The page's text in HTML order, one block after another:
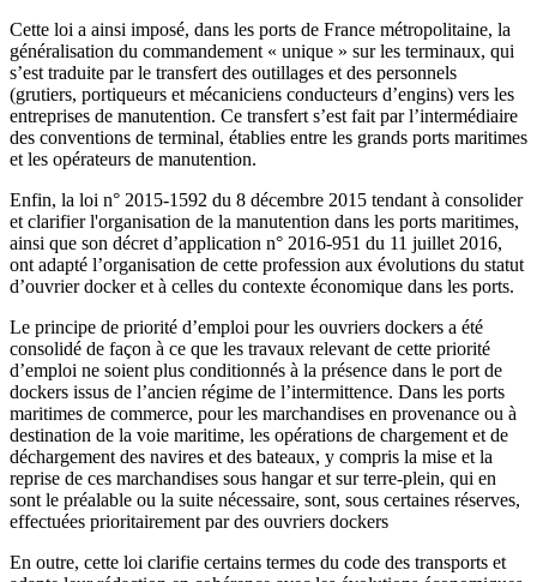
Cette loi a ainsi imposé, dans les ports de France métropolitaine, la
généralisation du commandement « unique » sur les terminaux, qui
s’est traduite par le transfert des outillages et des personnels
(grutiers, portiqueurs et mécaniciens conducteurs d’engins) vers les
entreprises de manutention. Ce transfert s’est fait par l’intermédiaire
des conventions de terminal, établies entre les grands ports maritimes
et les opérateurs de manutention.
Enfin, la loi n° 2015-1592 du 8 décembre 2015 tendant à consolider
et clarifier l'organisation de la manutention dans les ports maritimes,
ainsi que son décret d’application n° 2016-951 du 11 juillet 2016,
ont adapté l’organisation de cette profession aux évolutions du statut
d’ouvrier docker et à celles du contexte économique dans les ports.
Le principe de priorité d’emploi pour les ouvriers dockers a été
consolidé de façon à ce que les travaux relevant de cette priorité
d’emploi ne soient plus conditionnés à la présence dans le port de
dockers issus de l’ancien régime de l’intermittence. Dans les ports
maritimes de commerce, pour les marchandises en provenance ou à
destination de la voie maritime, les opérations de chargement et de
déchargement des navires et des bateaux, y compris la mise et la
reprise de ces marchandises sous hangar et sur terre-plein, qui en
sont le préalable ou la suite nécessaire, sont, sous certaines réserves,
effectuées prioritairement par des ouvriers dockers
En outre, cette loi clarifie certains termes du code des transports et